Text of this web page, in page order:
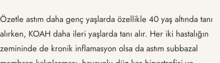
Özetle astım daha genç yaşlarda özellikle 40 yaş altında tanı
alırken, KOAH daha ileri yaşlarda tanı alır. Her iki hastalığın
zemininde de kronik inflamasyon olsa da astım subbazal